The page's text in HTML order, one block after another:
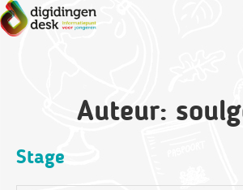
Spring
naar
Auteur:
Stage